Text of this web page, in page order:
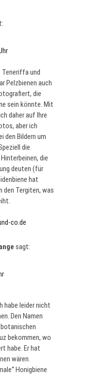
und
Pelzbienen auch
die
sein könnte. Mit
daher auf Ihre
aber ich
den Bildern um
die
die
deuten (für
hat
den Tergiten, was
co.de
sagt:
habe leider nicht
Den Namen
botanischen
bekommen, wo
habe. Er hat
wären.
Honigbiene